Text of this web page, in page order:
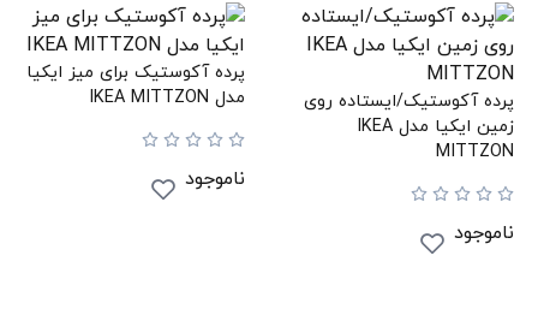
پرده آکوستیک/ایستاده روی
زمین ایکیا مدل IKEA
MITTZON
ناموجود
پرده آکوستیک برای میز ایکیا
مدل IKEA MITTZON
ناموجود